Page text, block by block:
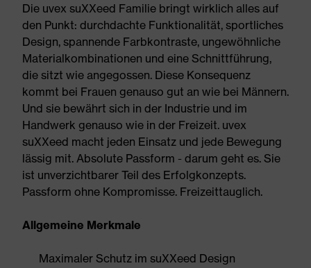
Die uvex suXXeed Familie bringt wirklich alles auf
den Punkt: durchdachte Funktionalität, sportliches
Design, spannende Farbkontraste, ungewöhnliche
Materialkombinationen und eine Schnittführung,
die sitzt wie angegossen. Diese Konsequenz
kommt bei Frauen genauso gut an wie bei Männern.
Und sie bewährt sich in der Industrie und im
Handwerk genauso wie in der Freizeit. uvex
suXXeed macht jeden Einsatz und jede Bewegung
lässig mit. Absolute Passform - darum geht es. Sie
ist unverzichtbarer Teil des Erfolgkonzepts.
Passform ohne Kompromisse. Freizeittauglich.
Allgemeine Merkmale
Maximaler Schutz im suXXeed Design